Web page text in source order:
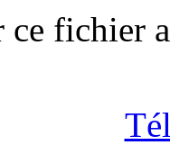
ce fichier